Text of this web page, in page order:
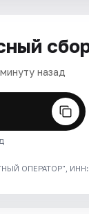
назад
ОПЕРАТОР", ИНН: